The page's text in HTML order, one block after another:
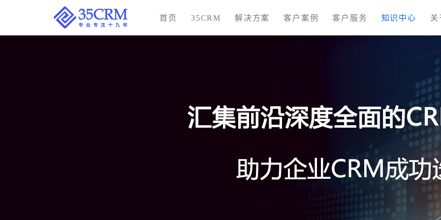
首页 35CRM 解决方案 客户案例 客户服务 知识中心 关